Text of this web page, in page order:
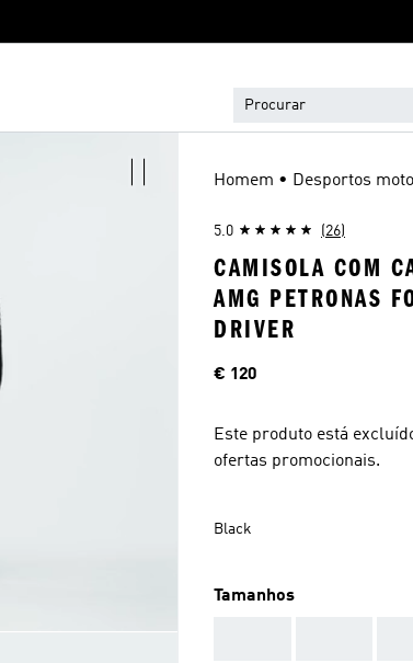
Homem • Desportos
5.0 (26)
CAMISOLA COM
AMG PETRONAS
DRIVER
Preço
€ 120
Este produto está
ofertas promocionais.
Black
Tamanhos